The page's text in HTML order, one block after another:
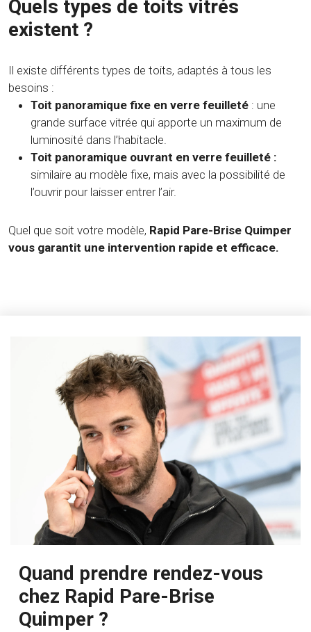
Quels types de toits vitrés
existent ?
Il existe différents types de toits, adaptés à tous les
besoins :
Toit panoramique fixe en verre feuilleté : une
grande surface vitrée qui apporte un maximum de
luminosité dans l’habitacle.
Toit panoramique ouvrant en verre feuilleté :
similaire au modèle fixe, mais avec la possibilité de
l’ouvrir pour laisser entrer l’air.
Quel que soit votre modèle, Rapid Pare-Brise Quimper
vous garantit une intervention rapide et efficace.
Quand prendre rendez-vous
chez Rapid Pare-Brise
Quimper ?